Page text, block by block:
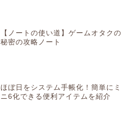
【ノートの使い道】ゲームオタクの
秘密の攻略ノート
ほぼ日をシステム手帳化！簡単にミ
ニ6化できる便利アイテムを紹介